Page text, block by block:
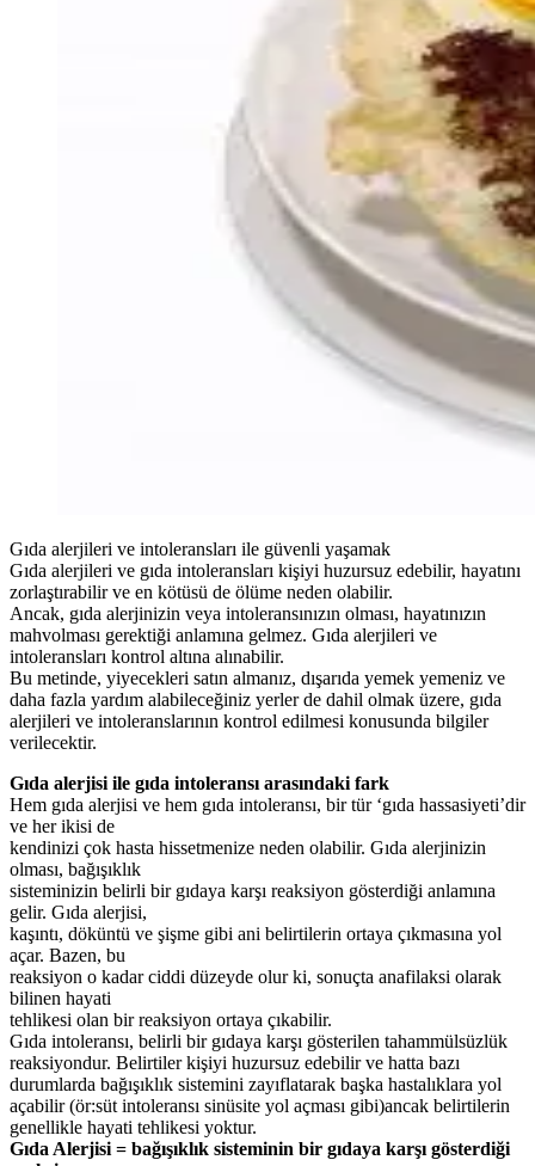
Gıda alerjileri ve intoleransları ile güvenli yaşamak
Gıda alerjileri ve gıda intoleransları kişiyi huzursuz edebilir, hayatını
zorlaştırabilir ve en kötüsü de ölüme neden olabilir.
Ancak, gıda alerjinizin veya intoleransınızın olması, hayatınızın
mahvolması gerektiği anlamına gelmez. Gıda alerjileri ve
intoleransları kontrol altına alınabilir.
Bu metinde, yiyecekleri satın almanız, dışarıda yemek yemeniz ve
daha fazla yardım alabileceğiniz yerler de dahil olmak üzere, gıda
alerjileri ve intoleranslarının kontrol edilmesi konusunda bilgiler
verilecektir.
Gıda alerjisi ile gıda intoleransı arasındaki fark
Hem gıda alerjisi ve hem gıda intoleransı, bir tür ‘gıda hassasiyeti’dir
ve her ikisi de
kendinizi çok hasta hissetmenize neden olabilir. Gıda alerjinizin
olması, bağışıklık
sisteminizin belirli bir gıdaya karşı reaksiyon gösterdiği anlamına
gelir. Gıda alerjisi,
kaşıntı, döküntü ve şişme gibi ani belirtilerin ortaya çıkmasına yol
açar. Bazen, bu
reaksiyon o kadar ciddi düzeyde olur ki, sonuçta anafilaksi olarak
bilinen hayati
tehlikesi olan bir reaksiyon ortaya çıkabilir.
Gıda intoleransı, belirli bir gıdaya karşı gösterilen tahammülsüzlük
reaksiyondur. Belirtiler kişiyi huzursuz edebilir ve hatta bazı
durumlarda bağışıklık sistemini zayıflatarak başka hastalıklara yol
açabilir (ör:süt intoleransı sinüsite yol açması gibi)ancak belirtilerin
genellikle hayati tehlikesi yoktur.
Gıda Alerjisi = bağışıklık sisteminin bir gıdaya karşı gösterdiği